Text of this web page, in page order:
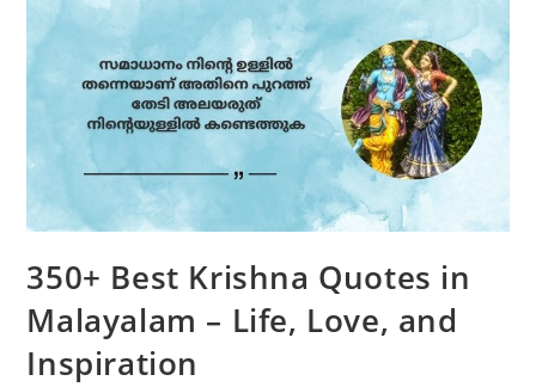
350+ Best Krishna Quotes in
Malayalam – Life, Love, and
Inspiration